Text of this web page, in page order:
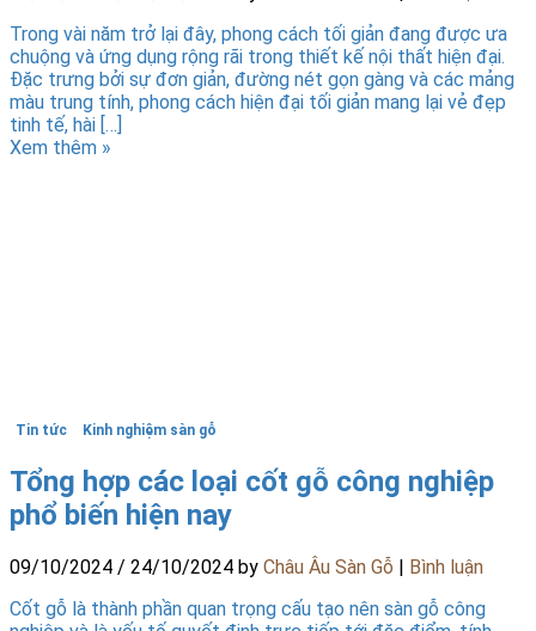
Trong vài năm trở lại đây, phong cách tối giản đang được ưa
chuộng và ứng dụng rộng rãi trong thiết kế nội thất hiện đại.
Đặc trưng bởi sự đơn giản, đường nét gọn gàng và các mảng
màu trung tính, phong cách hiện đại tối giản mang lại vẻ đẹp
tinh tế, hài […]
Xem thêm »
Tin tức Kinh nghiệm sàn gỗ
Tổng hợp các loại cốt gỗ công nghiệp
phổ biến hiện nay
09/10/2024 / 24/10/2024 by Châu Âu Sàn Gỗ | Bình luận
Cốt gỗ là thành phần quan trọng cấu tạo nên sàn gỗ công